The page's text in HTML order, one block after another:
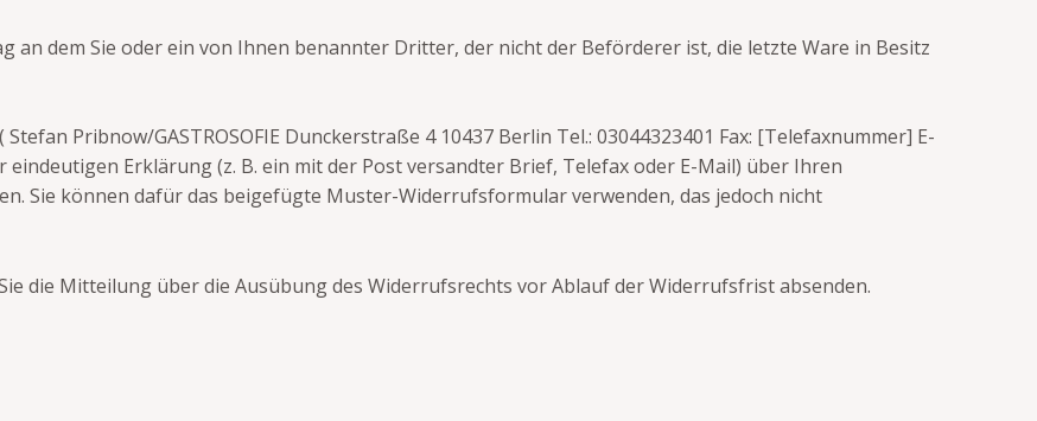
an dem Sie oder ein von Ihnen benannter Dritter, der nicht der Beförderer ist, die letzte Ware in Besitz
Pribnow/GASTROSOFIE Dunckerstraße 4 10437 Berlin Tel.: 03044323401 Fax: [Telefaxnummer] E-
Erklärung (z. B. ein mit der Post versandter Brief, Telefax oder E-Mail) über Ihren
Sie können dafür das beigefügte Muster-Widerrufsformular verwenden, das jedoch nicht
die Mitteilung über die Ausübung des Widerrufsrechts vor Ablauf der Widerrufsfrist absenden.